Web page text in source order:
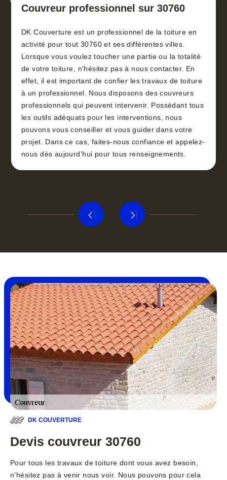
toiture 30
Couvreur professionnel sur 30760
DK Couverture est un professionnel de la toiture en
activité pour tout 30760 et ses différentes villes.
Lorsque vous voulez toucher une partie ou la totalité
de votre toiture, n’hésitez pas à nous contacter. En
effet, il est important de confier les travaux de toiture
à un professionnel. Nous disposons des couvreurs
professionnels qui peuvent intervenir. Possédant tous
les outils adéquats pour les interventions, nous
pouvons vous conseiller et vous guider dans votre
projet. Dans ce cas, faites-nous confiance et appelez-
nous dès aujourd’hui pour tous renseignements.
DK COUVERTURE
Devis couvreur 30760
Pour tous les travaux de toiture dont vous avez besoin,
n’hésitez pas à venir nous voir. Nous pouvons pour cela